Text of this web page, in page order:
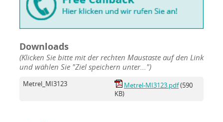
Downloads
(Klicken Sie bitte mit der rechten Maustaste auf den Link
und wählen Sie "Ziel speichern unter...")
Metrel_MI3123 Metrel-MI3123.pdf(590
KB)